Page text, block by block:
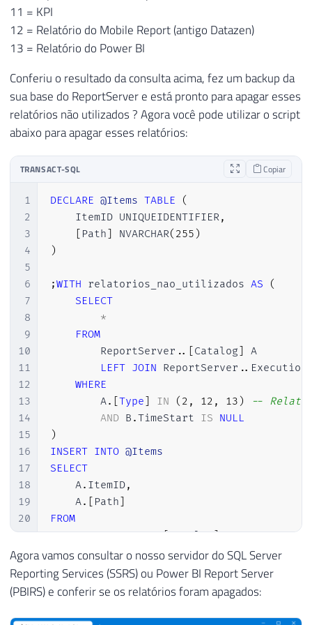
55
56
58
59
60
61
63
64
65
67
68
69
70
71
72
73
WHEN
11 THEN
'KPI'
THEN
'Relatório do
WHEN
END) AS [Type],
    A
CreationDate ,
    D
.UserName AS CreatedBy
ModifiedDate
    E
.UserName AS ModifiedBy
    B
.
ParentID
FROM
JOIN ReportServer .
JOIN relatorios_nao_utilizados C
JOIN ReportServer. dbo
    A
ParentID,
    A
.ItemID
11 = KPI
12 = Relatório do Mobile Report (antigo Datazen)
13 = Relatório do Power BI
Conferiu o resultado da consulta acima, fez um backup da
sua base do ReportServer e está pronto para apagar esses
relatórios não utilizados ? Agora você pode utilizar o script
abaixo para apagar esses relatórios:
TRANSACT-SQL Copiar
1
2
3
4
5
6
7
8
9
10
11
12
13
14
15
16
17
18
19
20
21
22
23
24
26
DECLARE @Items TABLE
(
    ItemID UNIQUEIDENTIFIER
,
[ Path] NVARCHAR( 255 )
)
;WITH relatorios_nao_utilizados AS
(
SELECT
*
FROM
        ReportServer
.. [Catalog]
A
LEFT JOIN ReportServer ..
WHERE
        A
. [Type] IN ( 2 , 12 , 13 )
--
AND B .TimeStart IS NULL
)
INSERT INTO @Items
SELECT
    A
. ItemID,
    A
. [ Path]
FROM
    ReportServer
..[Catalog] A
JOIN relatorios_nao_utilizados B ON
JOIN ReportServer.dbo.Users C ON
JOIN
ReportServer. Users D
UNION
Agora vamos consultar o nosso servidor do SQL Server
Reporting Services (SSRS) ou Power BI Report Server
(PBIRS) e conferir se os relatórios foram apagados: